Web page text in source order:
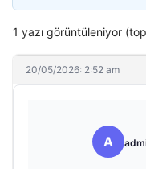
1 yazı görüntüleniyor
20/05/2026: 2:52 am
A